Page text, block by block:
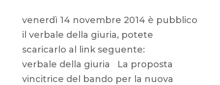
venerdì 14 novembre 2014 è pubblico
il verbale della giuria, potete
scaricarlo al link seguente:
verbale della giuria La proposta
vincitrice del bando per la nuova